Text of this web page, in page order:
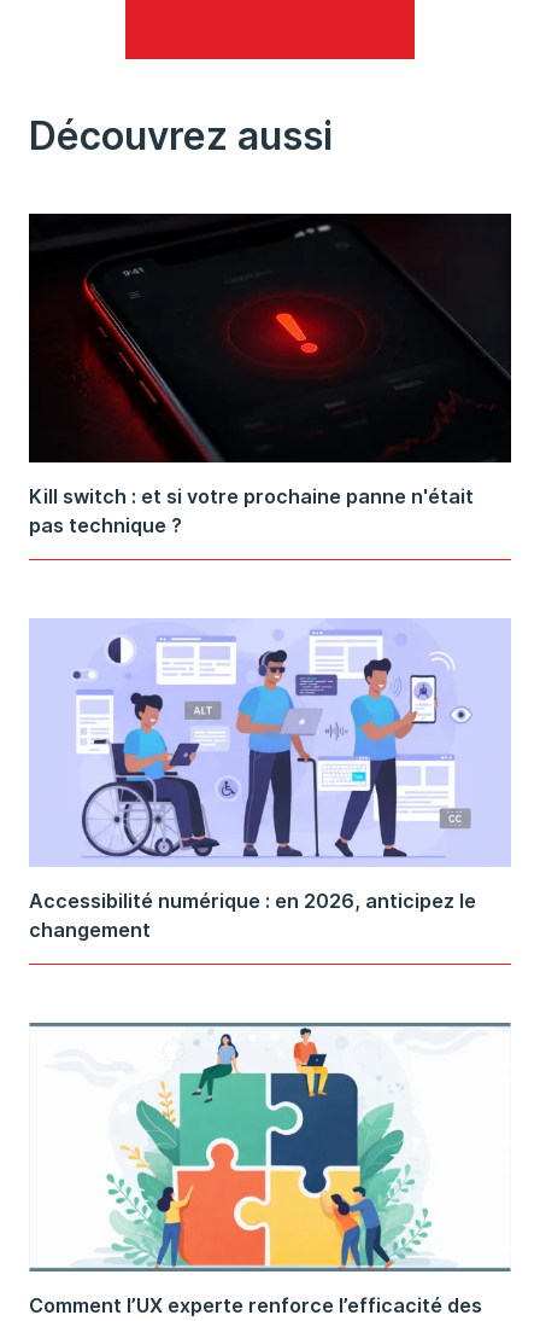
Découvrez aussi
Kill switch : et si votre prochaine panne n'était
pas technique ?
Accessibilité numérique : en 2026, anticipez le
changement
Comment l’UX experte renforce l’efficacité des